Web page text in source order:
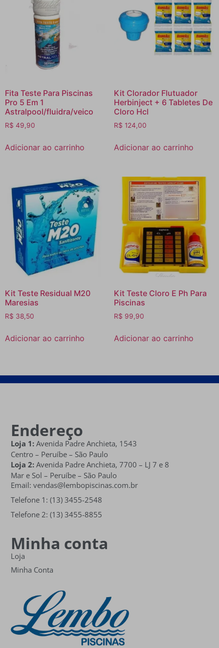
Fita Teste Para Piscinas
Pro 5 Em 1
Astralpool/fluidra/veico
R$ 49,90
Adicionar ao carrinho
Kit Clorador Flutuador
Herbinject + 6 Tabletes De
Cloro Hcl
R$ 124,00
Adicionar ao carrinho
Kit Teste Residual M20
Maresias
R$ 38,50
Adicionar ao carrinho
Kit Teste Cloro E Ph Para
Piscinas
R$ 99,90
Adicionar ao carrinho
Minha conta
Loja
Minha Conta
Endereço
Loja 1: Avenida Padre Anchieta, 1543
Centro – Peruíbe – São Paulo
Loja 2: Avenida Padre Anchieta,7700 – LJ 7 e 8
Mar e Sol – Peruíbe – São Paulo
Email: vendas@lembopiscinas.com.br
Telefone 1: (13) 3455-2548
Telefone 2: (13) 3455-8855